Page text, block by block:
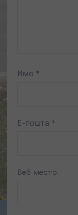
Име *
Е-пошта *
Веб место